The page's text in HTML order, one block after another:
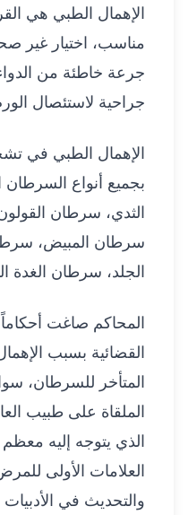
الإهمال الطبي هي
مناسب، اختيار غير
جرعة خاطئة من
جراحية لاستئصال
الإهمال الطبي في
بجميع أنواع السرطان
الثدي، سرطان
سرطان المبيض،
الجلد، سرطان الغدة
المحاكم صاغت
القضائية بسبب
المتأخر للسرطان،
الملقاة على طبيب
الذي يتوجه إليه
العلامات الأولى
والتحديث في